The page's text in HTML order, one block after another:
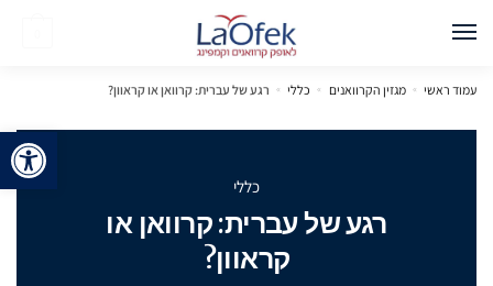
עמוד ראשי » מגזין הקרוואנים » כללי » רגע של עברית: קרוואן או קראוון?
כללי
רגע של עברית: קרוואן או
קראוון?